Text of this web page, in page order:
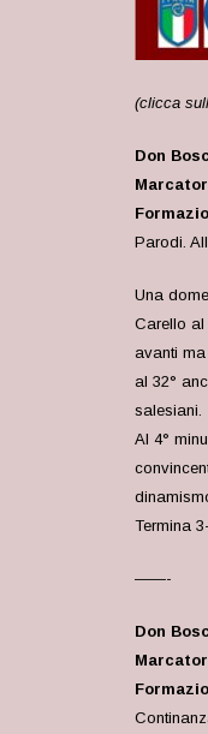
(clicca
Don
Parodi.
Una
Carello al
avanti
al 32°
salesiani.
Al 4°
Termina
——-
Don